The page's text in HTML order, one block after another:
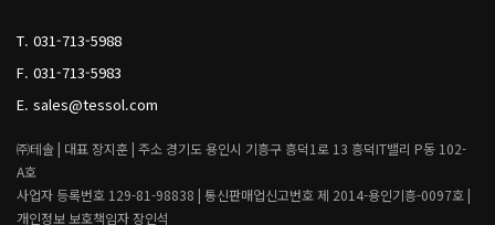
T. 031-713-5988
F. 031-713-5983
E. sales@tessol.com
㈜테솔 | 대표 장지훈 | 주소 경기도 용인시 기흥구 흥덕1로 13 흥덕IT밸리 P동 102-
A호
사업자 등록번호 129-81-98838 | 통신판매업신고번호 제 2014-용인기흥-0097호 |
개인정보 보호책임자 장인석